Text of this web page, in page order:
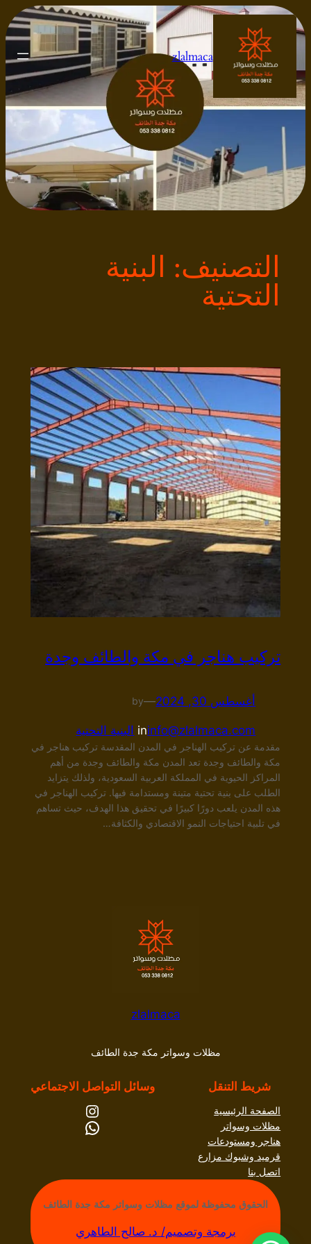
تخطى
إلى
المحتوى
zlalmaca
التصنيف: البنية
التحتية
تركيب هناجر في مكة والطائف وجدة
أغسطس 30, 2024 —
by
info@zlalmaca.com
in البنية التحتية
مقدمة عن تركيب الهناجر في المدن المقدسة تركيب هناجر في
مكة والطائف وجدة تعد المدن مكة والطائف وجدة من أهم
المراكز الحيوية في المملكة العربية السعودية، ولذلك يتزايد
الطلب على بنية تحتية متينة ومستدامة فيها. تركيب الهناجر في
هذه المدن يلعب دورًا كبيرًا في تحقيق هذا الهدف، حيث تساهم
في تلبية احتياجات النمو الاقتصادي والكثافة…
zlalmaca
مظلات وسواتر مكة جدة الطائف
شريط التنقل
الصفحة الرئيسية
مظلات وسواتر
هناجر ومستودعات
قرميد وشبوك مزارع
اتصل بنا
وسائل التواصل الاجتماعي
إنستجرام
واتساب
الحقوق محفوظة لموقع مظلات وسواتر مكة جدة الطائف
برمجة وتصميم/ د. صالح الطاهري